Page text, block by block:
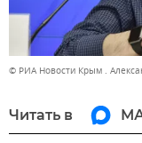
© РИА Новости Крым .
Читать в